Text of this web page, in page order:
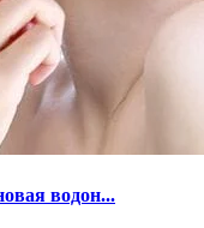
водон...